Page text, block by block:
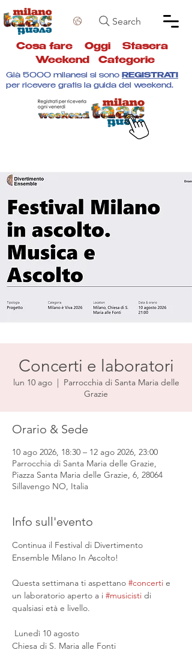
Search
Cosa fare Oggi Stasera
Weekend
Categorie
Già 5000 milanesi si sono REGISTRATI
per ricevere gratis la guida del weekend.
Concerti e laboratori
lun 10 ago
  |
Parrocchia di Santa Maria delle
Grazie
Orario & Sede
10 ago 2026, 18:30 – 12 ago 2026, 23:00
Parrocchia di Santa Maria delle Grazie,
Piazza Santa Maria delle Grazie, 6, 28064
Sillavengo NO, Italia
Info sull'evento
Continua il Festival di Divertimento
Ensemble Milano In Ascolto!
Questa settimana ti aspettano #concerti e
un laboratorio aperto a i #musicisti di
qualsiasi età e livello.
Lunedì 10 agosto
Chiesa di S. Maria alle Fonti